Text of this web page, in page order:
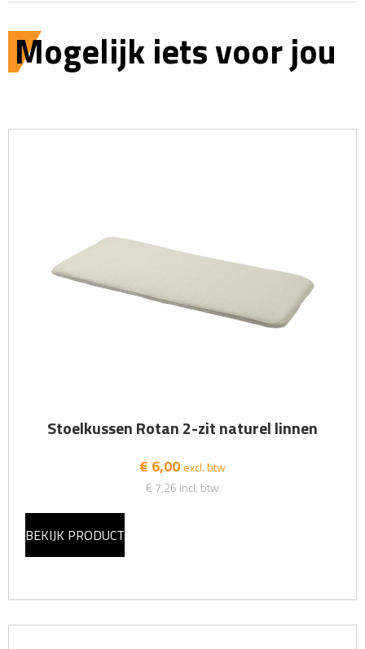
Mogelijk iets voor jou
Stoelkussen Rotan 2-zit naturel linnen
€ 6,00 excl. btw
€ 7,26 incl. btw
BEKIJK PRODUCT